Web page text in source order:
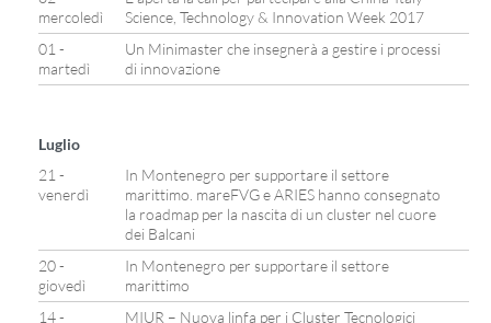
mercoledì
Science, Technology & Innovation Week 2017
01 -
martedì
Un Minimaster che insegnerà a gestire i processi
di innovazione
Luglio
21 -
venerdì
In Montenegro per supportare il settore
marittimo. mareFVG e ARIES hanno consegnato
la roadmap per la nascita di un cluster nel cuore
dei Balcani
20 -
giovedì
In Montenegro per supportare il settore
marittimo
14 -
MIUR – Nuova linfa per i Cluster Tecnologici